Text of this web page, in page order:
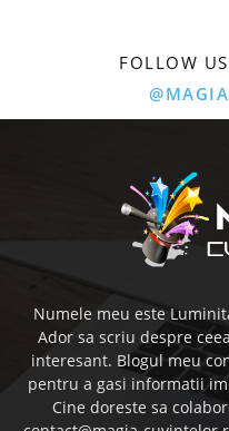
FOLLOW
Numele meu este
Ador sa scriu despre
interesant. Blogul meu
pentru a gasi informatii
Cine doreste sa